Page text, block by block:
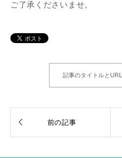
ご了承くださいませ。
記事のタイトルと
 前の記事